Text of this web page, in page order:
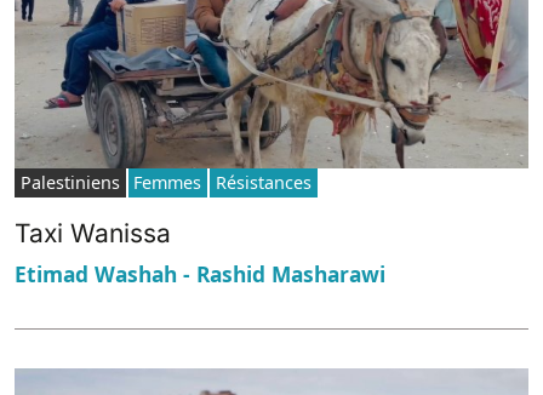
Palestiniens Femmes Résistances
Taxi Wanissa
Etimad Washah - Rashid Masharawi